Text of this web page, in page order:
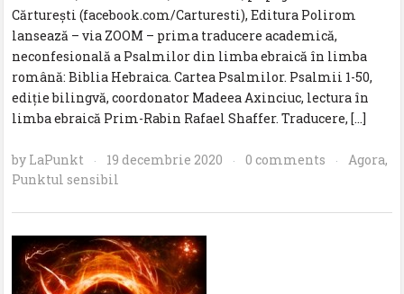
Cărturești (facebook.com/Carturesti), Editura Polirom
lansează – via ZOOM – prima traducere academică,
neconfesională a Psalmilor din limba ebraică în limba
română: Biblia Hebraica. Cartea Psalmilor. Psalmii 1-50,
ediție bilingvă, coordonator Madeea Axinciuc, lectura în
limba ebraică Prim-Rabin Rafael Shaffer. Traducere, […]
by LaPunkt · 19 decembrie 2020 · 0 comments · Agora,
Punktul sensibil